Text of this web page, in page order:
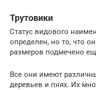
Трутовики
Статус видового
определен, но то, что
размеров подмечено
Все они имеют
деревьев и пнях. Их